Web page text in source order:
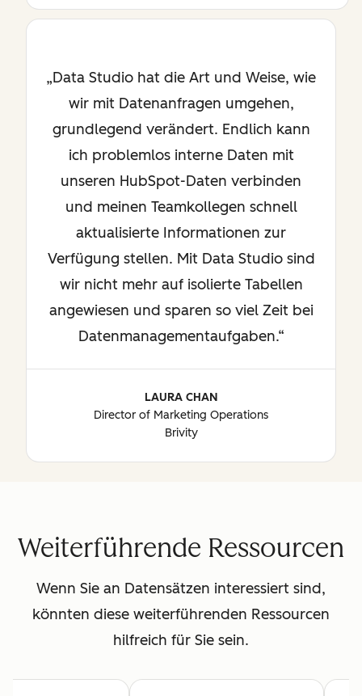
Data Studio hat die Art und Weise, wie
wir mit Datenanfragen umgehen,
grundlegend verändert. Endlich kann
ich problemlos interne Daten mit
unseren HubSpot-Daten verbinden
und meinen Teamkollegen schnell
aktualisierte Informationen zur
Verfügung stellen. Mit Data Studio sind
wir nicht mehr auf isolierte Tabellen
angewiesen und sparen so viel Zeit bei
Datenmanagementaufgaben.
LAURA CHAN
Director of Marketing Operations
Brivity
Weiterführende Ressourcen
Wenn Sie an Datensätzen interessiert sind,
könnten diese weiterführenden Ressourcen
hilfreich für Sie sein.